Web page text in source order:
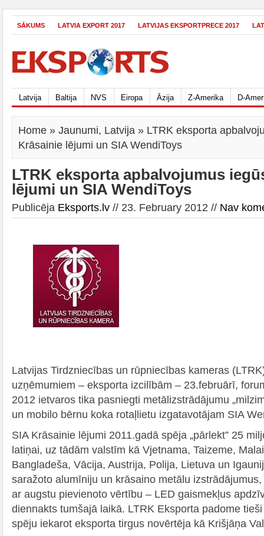
SĀKUMS LATVIA EXPORT 2017 LATVIJAS EKSPORTPRECE 2017
Latvija Baltija NVS Eiropa Āzija Z-Amerika D-
Home » Jaunumi, Latvija » LTRK eksporta
Krāsainie lējumi un SIA WendiToys
LTRK eksporta apbalvojumus
lējumi un SIA WendiToys
Publicēja Eksports.lv // 23. February 2012 // Nav
Latvijas Tirdzniecības un rūpniecības kameras
uzņēmumiem – eksporta izcilībām – 23.februārī,
2012 ietvaros tika pasniegti metālizstrādājumu
un mobilo bērnu koka rotaļlietu izgatavotājam SIA
SIA Krāsainie lējumi 2011.gadā spēja „pārlekt” 25
latiņai, uz tādām valstīm kā Vjetnama, Taizeme,
Bangladeša, Vācija, Austrija, Polija, Lietuva un
saražoto alumīniju un krāsaino metālu
ar augstu pievienoto vērtību – LED gaismekļus
diennakts tumšajā laikā. LTRK Eksporta padome
spēju iekarot eksporta tirgus novērtēja kā Krišjāņa